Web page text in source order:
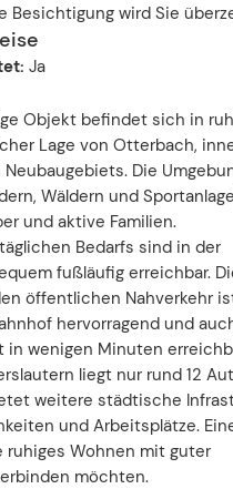
wird Sie
Ja
Objekt befindet sich in
Lage von Otterbach,
Die
Wäldern und
und aktive Familien.
Bedarfs sind in der
fußläufig erreichbar.
öffentlichen Nahverkehr
hervorragend und
in wenigen Minuten
liegt nur rund 12
weitere städtische
und Arbeitsplätze.
ruhiges Wohnen mit guter
möchten.